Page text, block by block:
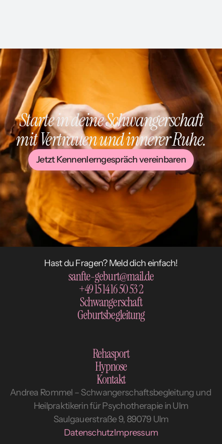
sinnvoll.
bei Physiotherapie Andrea Rommel in Ulm
vereinbaren 😉 Dann können wir gemeinsam
starten Wenn Sie Fragen haben oder unsicher
sind, ob Rehasport für Sie geeignet ist, beraten
wir Sie gerne persönlich.
Starte in deine Schwangerschaft
mit Vertrauen und innerer Ruhe.
Jetzt Kennenlerngespräch vereinbaren
Hast du Fragen? Meld dich einfach!
sanfte-geburt@mail.de
+49 15 14 16 50 53 2
Schwangerschaft
Geburtsbegleitung
Rehasport
Hypnose
Kontakt
Andrea Rommel – Schwangerschaftsbegleitung und
Heilpraktikerin für Psychotherapie in Ulm
Saulgauerstraße 9, 89079 Ulm
DatenschutzImpressum